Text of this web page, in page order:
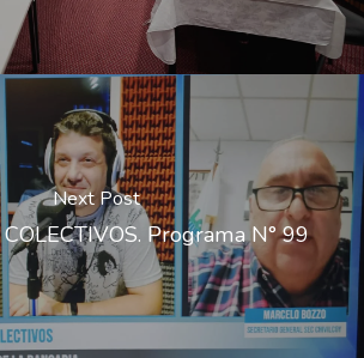
Next Post
Programa N° 99